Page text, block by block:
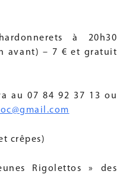
à 20h30
avant) – 7 € et gratuit
au 07 84 92 37 13 ou
crêpes)
Rigolettos » des